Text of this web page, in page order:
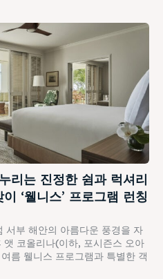
리는 진정한 쉼과 럭셔리
‘웰니스’ 프로그램 런칭
서부 해안의 아름다운 풍경을 자
코올리나(이하, 포시즌스 오아
름 웰니스 프로그램과 특별한 객